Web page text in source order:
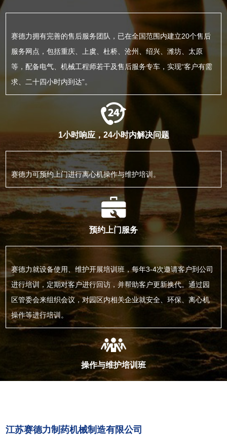
赛德力拥有完善的售后服务团队，已在全国范围内建立20个售后
服务网点，包括重庆、上虞、杜桥、沧州、绍兴、潍坊、太原
等，配备电气、机械工程师若干及售后服务专车，实现“客户有需
求、二十四小时内到达”。
1小时响应，24小时内解决问题
赛德力可预约上门进行离心机操作与维护培训。
预约上门服务
赛德力就设备使用、维护开展培训班，每年3-4次邀请客户到公司
进行培训，定期对客户进行回访，并帮助客户更新换代。通过园
区管委会来组织会议，对园区内相关企业就安全、环保、离心机
操作等进行培训。
操作与维护培训班
江苏赛德力制药机械制造有限公司